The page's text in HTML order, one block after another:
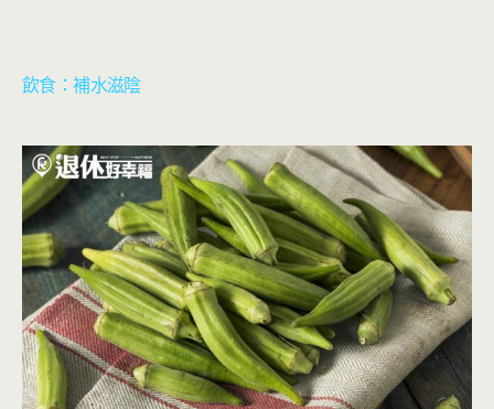
飲食：補水滋陰